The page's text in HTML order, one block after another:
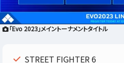
「Evo 2023」メイントーナメントタイトル
STREET FIGHTER 6